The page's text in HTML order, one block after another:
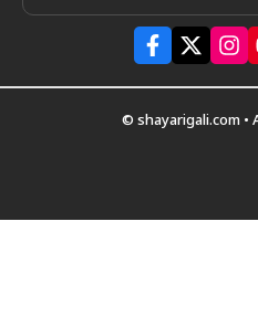
© shayarigali.com •